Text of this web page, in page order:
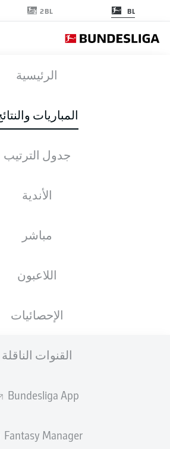
BL
2BL
الرئيسية
المباريات
جدول الترتيب
الأندية
مباشر
اللاعبون
الإحصائيات
القنوات الناقلة
Bundesliga App
Fantasy Manager
الأخبار التشكيلات
انطلاق المباراة.